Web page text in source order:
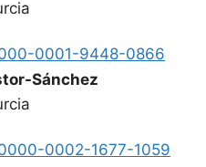
0001-9448-0866
Sánchez
0002-1677-1059